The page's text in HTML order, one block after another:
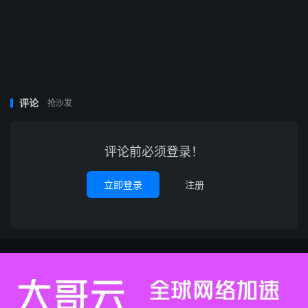
评论 抢沙发
评论前必须登录！
立即登录 注册